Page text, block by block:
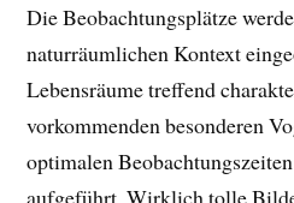
Die Beobachtungsplätze
naturräumlichen Kontext
Lebensräume treffend
vorkommenden besonderen
optimalen
aufgeführt. Wirklich tolle